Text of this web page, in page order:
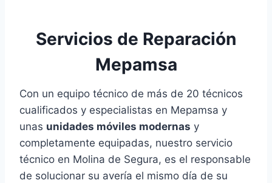
Servicios de Reparación
Mepamsa
Con un equipo técnico de más de 20 técnicos
cualificados y especialistas en Mepamsa y
unas unidades móviles modernas y
completamente equipadas, nuestro servicio
técnico en Molina de Segura, es el responsable
de solucionar su avería el mismo día de su